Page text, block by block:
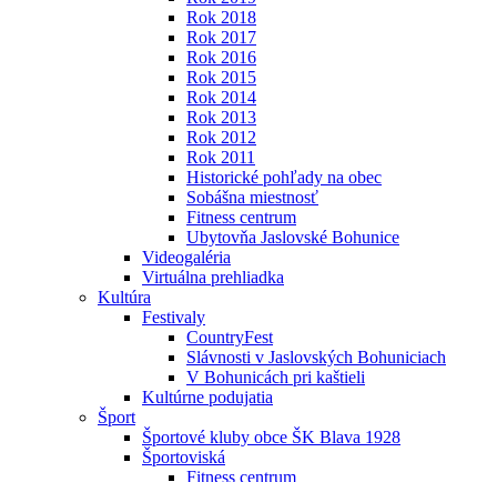
Rok 2018
Rok 2017
Rok 2016
Rok 2015
Rok 2014
Rok 2013
Rok 2012
Rok 2011
Historické pohľady na obec
Sobášna miestnosť
Fitness centrum
Ubytovňa Jaslovské Bohunice
Videogaléria
Virtuálna prehliadka
Kultúra
Festivaly
CountryFest
Slávnosti v Jaslovských Bohuniciach
V Bohunicách pri kaštieli
Kultúrne podujatia
Šport
Športové kluby obce ŠK Blava 1928
Športoviská
Fitness centrum